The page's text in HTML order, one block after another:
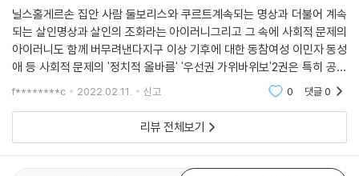
닐스홀게르손 집안 사람 둘보리스와 쿠르트계속되는 명상과 더불어 계속
되는 살인명상과 살인의 조화라는 아이러니그리고 그 속에 사회적 문제의
아이러니도 함께 버무려낸다지구 이상 기후에 대한 동참여성 이민자 동성
애 등 사회적 문제의 '정치적 올바름' '우선권 가위바위보'2권은 특히 공감
가는 내용이나 한번 실천해봐야겠단 생각이 드는 좋은 글귀도 많았다 단순
f********c 2022.02.11. 신고 0 댓글0
리뷰 전체보기